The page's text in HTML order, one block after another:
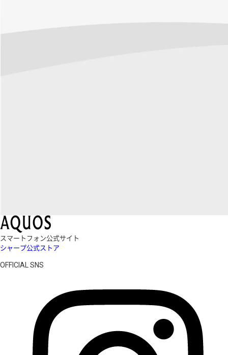
スマートフォン公式サイト
シャープ公式ストア
OFFICIAL SNS